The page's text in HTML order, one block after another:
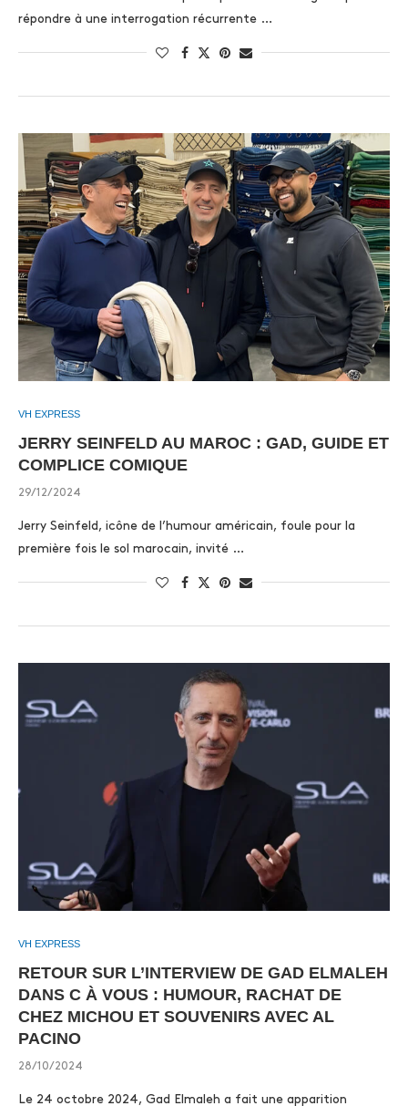
répondre à une interrogation récurrente …
VH EXPRESS
JERRY SEINFELD AU MAROC : GAD, GUIDE ET
COMPLICE COMIQUE
29/12/2024
Jerry Seinfeld, icône de l’humour américain, foule pour la
première fois le sol marocain, invité …
VH EXPRESS
RETOUR SUR L’INTERVIEW DE GAD ELMALEH
DANS C À VOUS : HUMOUR, RACHAT DE
CHEZ MICHOU ET SOUVENIRS AVEC AL
PACINO
28/10/2024
Le 24 octobre 2024, Gad Elmaleh a fait une apparition